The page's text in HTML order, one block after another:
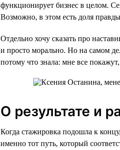
функционирует бизнес в целом.
Возможно, в этом есть доля
Отдельно хочу сказать про
и просто морально. Но на самом
потому что знала: мне все
О результате и
Когда стажировка подошла к
именно тот путь, который